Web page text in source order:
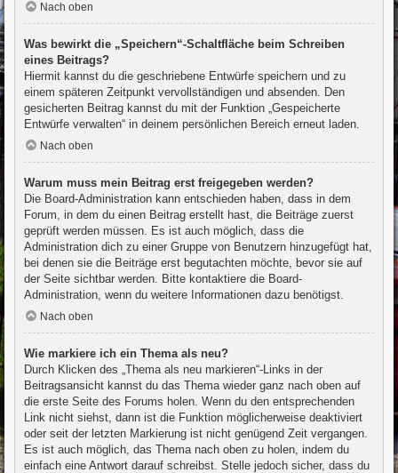
Nach oben
Was bewirkt die „Speichern“-Schaltfläche beim Schreiben
eines Beitrags?
Hiermit kannst du die geschriebene Entwürfe speichern und zu
einem späteren Zeitpunkt vervollständigen und absenden. Den
gesicherten Beitrag kannst du mit der Funktion „Gespeicherte
Entwürfe verwalten“ in deinem persönlichen Bereich erneut laden.
Nach oben
Warum muss mein Beitrag erst freigegeben werden?
Die Board-Administration kann entschieden haben, dass in dem
Forum, in dem du einen Beitrag erstellt hast, die Beiträge zuerst
geprüft werden müssen. Es ist auch möglich, dass die
Administration dich zu einer Gruppe von Benutzern hinzugefügt hat,
bei denen sie die Beiträge erst begutachten möchte, bevor sie auf
der Seite sichtbar werden. Bitte kontaktiere die Board-
Administration, wenn du weitere Informationen dazu benötigst.
Nach oben
Wie markiere ich ein Thema als neu?
Durch Klicken des „Thema als neu markieren“-Links in der
Beitragsansicht kannst du das Thema wieder ganz nach oben auf
die erste Seite des Forums holen. Wenn du den entsprechenden
Link nicht siehst, dann ist die Funktion möglicherweise deaktiviert
oder seit der letzten Markierung ist nicht genügend Zeit vergangen.
Es ist auch möglich, das Thema nach oben zu holen, indem du
einfach eine Antwort darauf schreibst. Stelle jedoch sicher, dass du